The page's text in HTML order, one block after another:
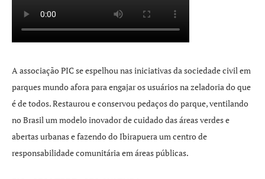
A associação PIC se espelhou nas iniciativas da sociedade civil em
parques mundo afora para engajar os usuários na zeladoria do que
é de todos. Restaurou e conservou pedaços do parque, ventilando
no Brasil um modelo inovador de cuidado das áreas verdes e
abertas urbanas e fazendo do Ibirapuera um centro de
responsabilidade comunitária em áreas públicas.